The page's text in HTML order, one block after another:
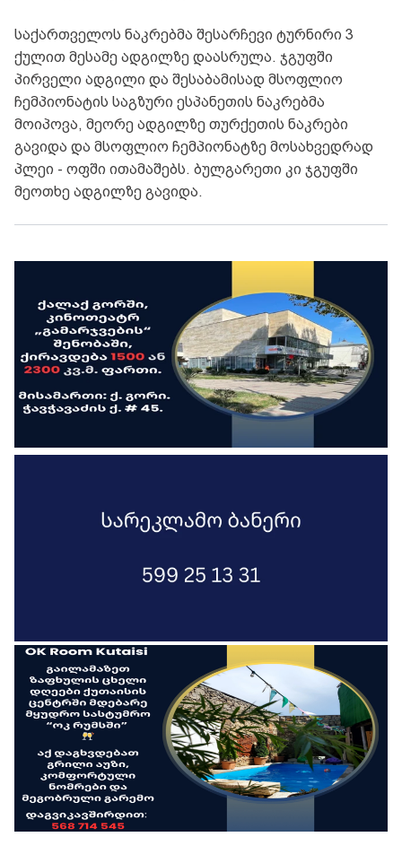
საქართველოს ნაკრებმა შესარჩევი ტურნირი 3
ქულით მესამე ადგილზე დაასრულა. ჯგუფში
პირველი ადგილი და შესაბამისად მსოფლიო
ჩემპიონატის საგზური ესპანეთის ნაკრებმა
მოიპოვა, მეორე ადგილზე თურქეთის ნაკრები
გავიდა და მსოფლიო ჩემპიონატზე მოსახვედრად
პლეი - ოფში ითამაშებს. ბულგარეთი კი ჯგუფში
მეოთხე ადგილზე გავიდა.